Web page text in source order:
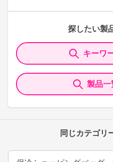
探したい製
キーワ
製品一
同じカテゴリ